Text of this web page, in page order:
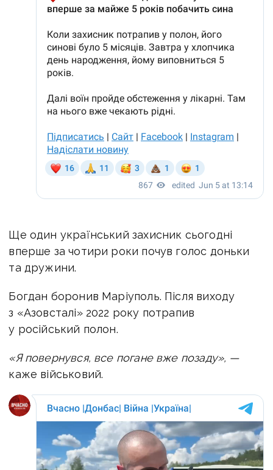
Ще один український захисник сьогодні
вперше за чотири роки почув голос доньки
та дружини.
Богдан боронив Маріуполь. Після виходу
з «Азовсталі» 2022 року потрапив
у російський полон.
«Я повернувся, все погане вже позаду», —
каже військовий.